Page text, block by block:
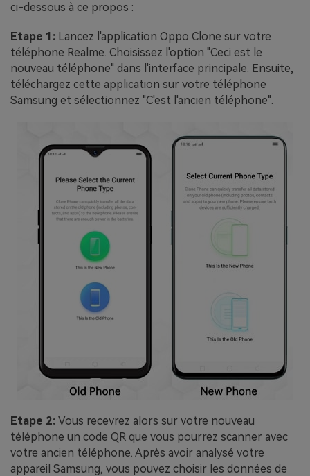
ci-dessous à ce propos :
Etape 1: Lancez l'application Oppo Clone sur votre
téléphone Realme. Choisissez l'option "Ceci est le
nouveau téléphone" dans l'interface principale. Ensuite,
téléchargez cette application sur votre téléphone
Samsung et sélectionnez "C'est l'ancien téléphone".
Etape 2: Vous recevrez alors sur votre nouveau
téléphone un code QR que vous pourrez scanner avec
votre ancien téléphone. Après avoir analysé votre
appareil Samsung, vous pouvez choisir les données de